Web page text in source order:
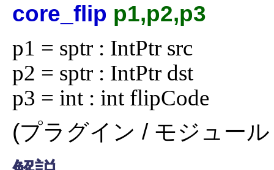
core_flip p1,p2,p3
p1 = sptr : IntPtr src
p2 = sptr : IntPtr dst
p3 = int : int flipCode
(プラグイン / モジュー